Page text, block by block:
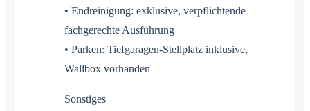
• Endreinigung: exklusive, verpflichtende
fachgerechte Ausführung
• Parken: Tiefgaragen-Stellplatz inklusive,
Wallbox vorhanden
Sonstiges